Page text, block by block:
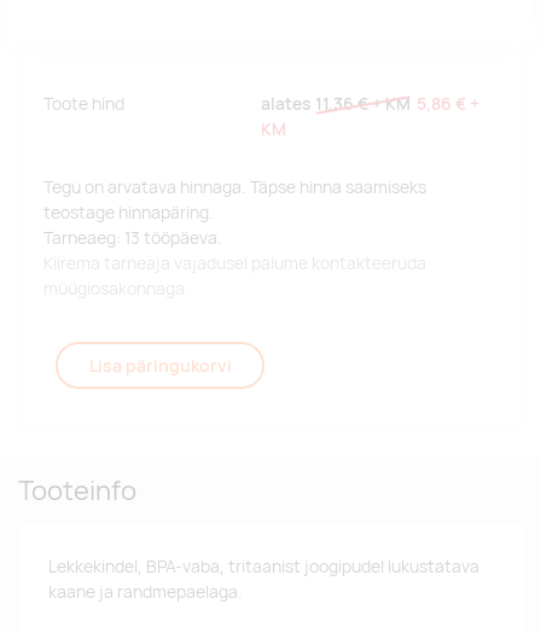
Toote hind alates 11,36 €+ KM 5,86 € +
KM
Tegu on arvatava hinnaga. Täpse hinna saamiseks
teostage hinnapäring.
Tarneaeg: 13 tööpäeva.
Kiirema tarneaja vajadusel palume kontakteeruda
müügiosakonnaga.
Lisa päringukorvi
Tooteinfo
Lekkekindel, BPA-vaba, tritaanist joogipudel lukustatava
kaane ja randmepaelaga.